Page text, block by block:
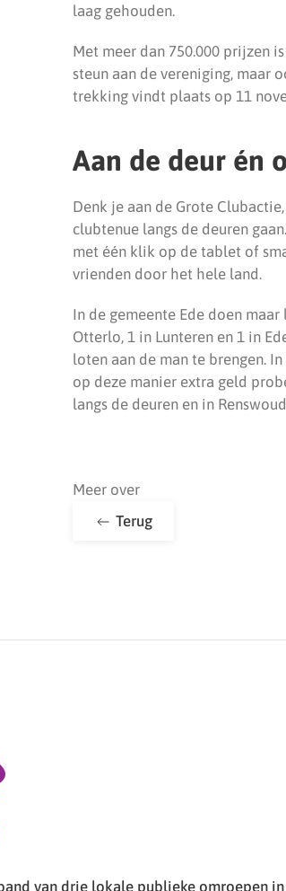
laag gehouden.
Met meer dan 750.000 prijzen
steun aan de vereniging, maar
trekking vindt plaats op 11
Aan de deur én
Denk je aan de Grote
clubtenue langs de deuren
met één klik op de tablet of
vrienden door het hele land.
In de gemeente Ede doen
Otterlo, 1 in Lunteren en 1 in
loten aan de man te brengen.
op deze manier extra geld
langs de deuren en in
Meer over
Terug
van drie lokale publieke omroepen